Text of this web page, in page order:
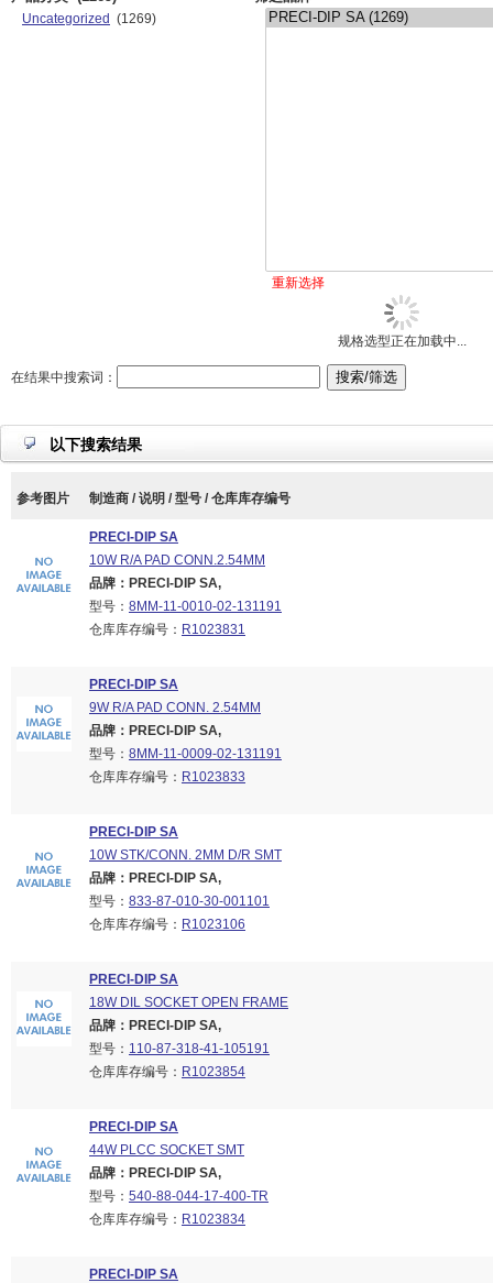
Uncategorized (1269)
重新选择
规格选型正在加载中...
在结果中搜索词：
以下搜索结果
参考图片 制造商 / 说明 / 型号 / 仓库库存编号
PRECI-DIP SA
10W R/A PAD CONN.2.54MM
品牌：PRECI-DIP SA,
型号： 8MM-11-0010-02-131191
仓库库存编号： R1023831
PRECI-DIP SA
9W R/A PAD CONN. 2.54MM
品牌：PRECI-DIP SA,
型号： 8MM-11-0009-02-131191
仓库库存编号： R1023833
PRECI-DIP SA
10W STK/CONN. 2MM D/R SMT
品牌：PRECI-DIP SA,
型号： 833-87-010-30-001101
仓库库存编号： R1023106
PRECI-DIP SA
18W DIL SOCKET OPEN FRAME
品牌：PRECI-DIP SA,
型号： 110-87-318-41-105191
仓库库存编号： R1023854
PRECI-DIP SA
44W PLCC SOCKET SMT
品牌：PRECI-DIP SA,
型号： 540-88-044-17-400-TR
仓库库存编号： R1023834
PRECI-DIP SA